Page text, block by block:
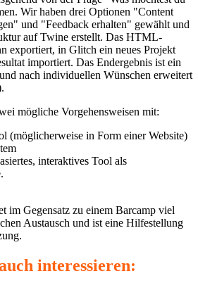
Wir haben drei Optionen "Content
und "Feedback erhalten" gewählt und
auf Twine erstellt. Das HTML-
exportiert, in Glitch ein neues Projekt
importiert. Das Endergebnis ist ein
nach individuellen Wünschen erweitert
mögliche Vorgehensweisen mit:
(möglicherweise in Form einer Website)
interaktives Tool als
im Gegensatz zu einem Barcamp viel
Austausch und ist eine Hilfestellung
interessieren: